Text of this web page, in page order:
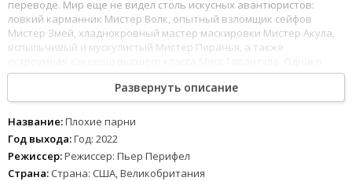
переводе. Мир еще не видел столь искусных авантюристов:
ловкий карманник Мистер Волк, опытный взломщик сейфов
Мистер Змей, хладнокровный мастер маскировки Мистер Акула,
вспыльчивый и мускулистый Мистер Пиранья, а также
даже самые умные преступники иногда допускают ошибки.
Чтобы спастись от тюрьмы, главарь банды Мистер Волк
вынужден идти на крайние меры: «Плохие парни» должны
измениться в лучшую сторону. Или сделать вид? Но когда новый
злодей угрожает городу, сможет ли Мистер Волк убедить
остальных действительно стать… хорошими ребятами?
1234 5 67 8
Развернуть описание
Название:Плохие парни
Год выхода:Год: 2022
Режиссер:Режиссер: Пьер Перифел
Страна: Страна: США, Великобритания